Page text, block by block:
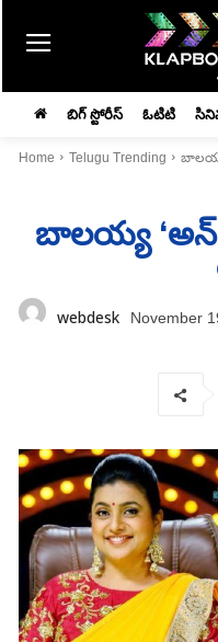
బిగ్ స్టోరీస్ ఓటిటి
Home Telugu Trending బాలయ్య
బాలయ్య ‘అన్
webdesk November